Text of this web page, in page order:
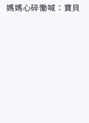
媽心碎慟喊：寶貝